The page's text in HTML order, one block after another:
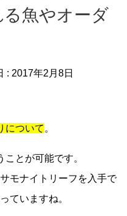
魚やオーダ
: 2017年2月8日
について 。
とが可能です。
モナイトリーフを入手で
ていますね。